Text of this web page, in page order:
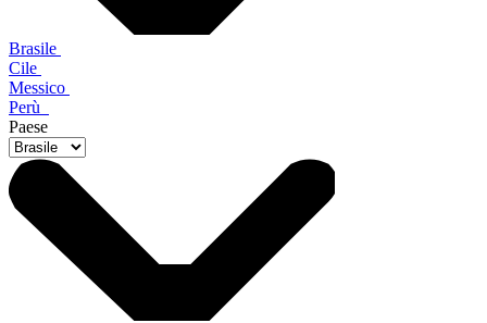
Brasile
Cile
Messico
Perù
Paese